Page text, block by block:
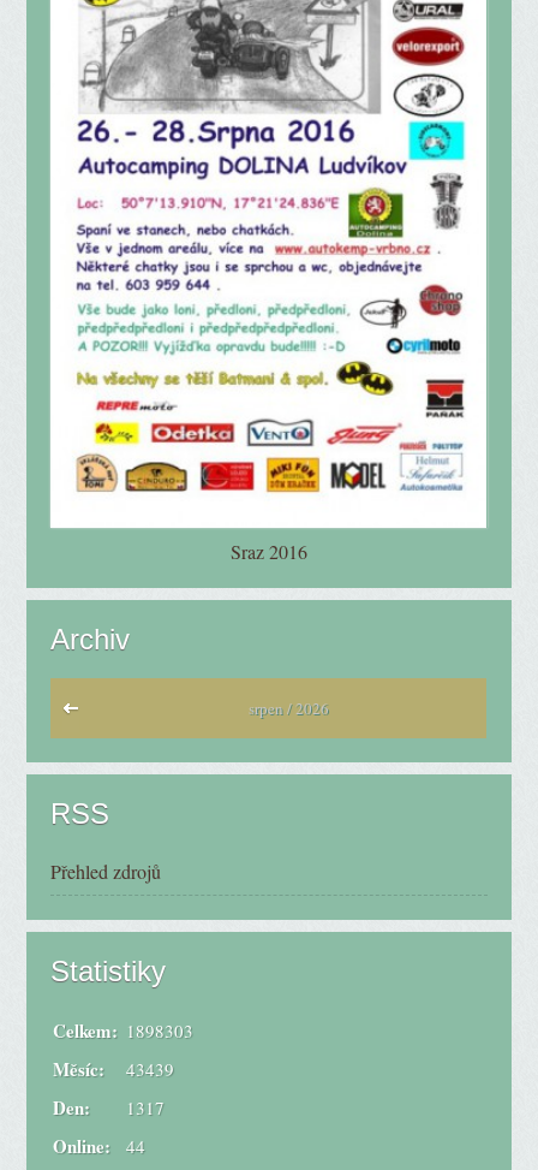
Sraz 2016
Archiv
srpen / 2026
RSS
Přehled zdrojů
Statistiky
Online: 44
Celkem: 1898303
Měsíc: 43439
Den: 1317